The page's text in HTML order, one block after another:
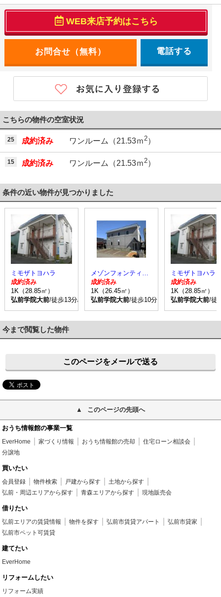
WEB来店予約はこちら
電話する
こちらの物件の空室状況
25 成約済み ワンルーム（21.53ｍ2）
15 成約済み ワンルーム（21.53ｍ 2）
条件の近い物件が見つかりました
ミモザトヨハラ
成約済み
1K（28.85㎡）
弘前学院大前/徒歩13分/北園 停歩2分
メゾンフォンティーヌ
成約済み
1K（26.45㎡）
弘前学院大前/徒歩10分
ミモザトヨハラ
成約済み
1K（28.85㎡）
弘前学院大前/徒
今まで閲覧した物件
このページをメールで送る
このページの先頭へ
おうち情報館の事業一覧
EverHome 家づくり情報 おうち情報館の売却
住宅ローン相談会
分譲地
買いたい
会員登録 物件検索 戸建から探す
土地から探す
弘前・周辺エリアから探す
青森エリアから探す 現地販売会
借りたい
弘前エリアの賃貸情報 物件を探す 弘前市賃貸アパート
弘前市貸家
弘前市ペット可賃貸
建てたい
EverHome
リフォームしたい
リフォーム実績